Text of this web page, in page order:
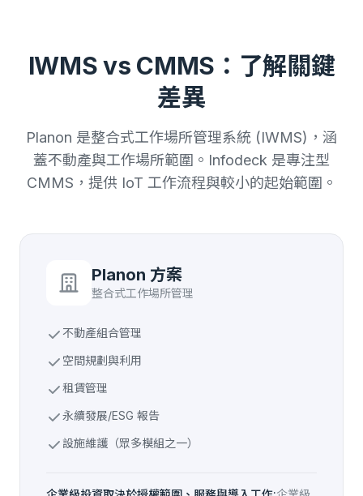
IWMS vs CMMS：了解關鍵
差異
Planon 是整合式工作場所管理系統 (IWMS)，涵
蓋不動產與工作場所範圍。Infodeck 是專注型
CMMS，提供 IoT 工作流程與較小的起始範圍。
Planon 方案
整合式工作場所管理
不動產組合管理
空間規劃與利用
租賃管理
永續發展/ESG 報告
設施維護（眾多模組之一）